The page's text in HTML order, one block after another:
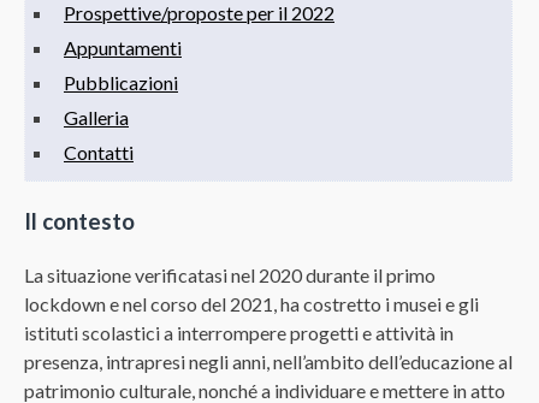
Prospettive/proposte per il 2022
Appuntamenti
Pubblicazioni
Galleria
Contatti
Il contesto
La situazione verificatasi nel 2020 durante il primo
lockdown e nel corso del 2021, ha costretto i musei e gli
istituti scolastici a interrompere progetti e attività in
presenza, intrapresi negli anni, nell’ambito dell’educazione al
patrimonio culturale, nonché a individuare e mettere in atto